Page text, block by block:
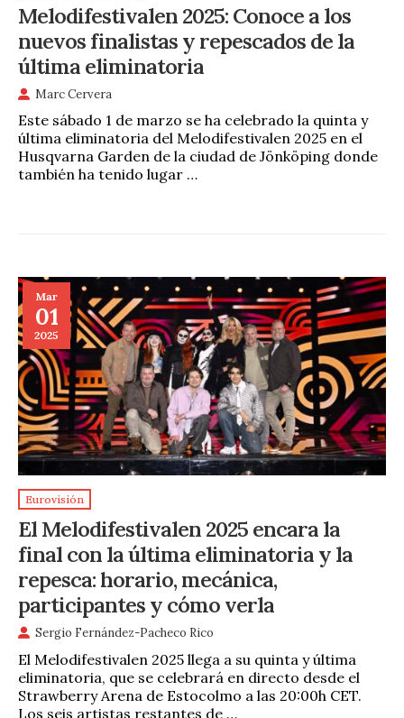
Melodifestivalen 2025: Conoce a los
nuevos finalistas y repescados de la
última eliminatoria
Marc Cervera
Este sábado 1 de marzo se ha celebrado la quinta y
última eliminatoria del Melodifestivalen 2025 en el
Husqvarna Garden de la ciudad de Jönköping donde
también ha tenido lugar …
Mar
01
2025
Eurovisión
El Melodifestivalen 2025 encara la
final con la última eliminatoria y la
repesca: horario, mecánica,
participantes y cómo verla
Sergio Fernández-Pacheco Rico
El Melodifestivalen 2025 llega a su quinta y última
eliminatoria, que se celebrará en directo desde el
Strawberry Arena de Estocolmo a las 20:00h CET.
Los seis artistas restantes de …